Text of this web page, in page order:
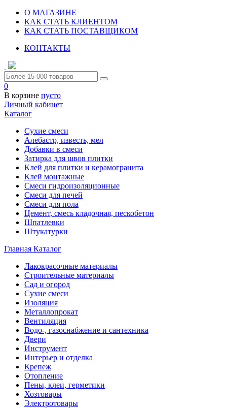
О МАГАЗИНЕ
КАК СТАТЬ КЛИЕНТОМ
КАК СТАТЬ ПОСТАВЩИКОМ
КОНТАКТЫ
0
В корзине пусто
Личный кабинет
Каталог
Сухие смеси
Алебастр, известь, мел
Добавки в смеси
Затирка для швов плитки
Клей для плитки и керамогранита
Клей монтажные
Смеси гидроизоляционные
Смеси для печей
Смеси для пола
Цемент, смесь кладочная, пескобетон
Шпатлевки
Штукатурки
Главная Каталог
Лакокрасочные материалы
Строительные материалы
Сад и огород
Сухие смеси
Изоляция
Металлопрокат
Вентиляция
Водо-, газоснабжение и сантехника
Двери
Инструмент
Интерьер и отделка
Крепеж
Отопление
Пены, клеи, герметики
Хозтовары
Электротовары